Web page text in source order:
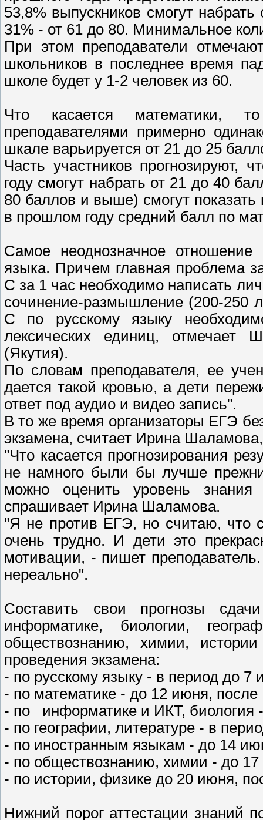
53,8% выпускников смогут
31% - от 61 до 80. Минимальное
При этом преподаватели
школьников в последнее время
школе будет у 1-2 человек из 60.
Что касается математики,
преподавателями примерно
шкале варьируется от 21 до 25
Часть участников прогнозируют,
году смогут набрать от 21 до 40
80 баллов и выше) смогут
в прошлом году средний балл по
Самое неоднозначное
языка. Причем главная проблема
С за 1 час необходимо написать
сочинение-размышление (200-250
С по русскому языку
лексических единиц,
(Якутия).
По словам преподавателя, ее
дается такой кровью, а дети
ответ под аудио и видео запись".
В то же время организаторы ЕГЭ
экзамена, считает Ирина
"Что касается прогнозирования
не намного были бы лучше
можно оценить уровень знания
спрашивает Ирина Шаламова.
"Я не против ЕГЭ, но считаю, что
очень трудно. И дети это
мотивации, - пишет
нереально".
Составить свои прогнозы
информатике, биологии,
обществознанию, химии,
проведения экзамена:
- по русскому языку - в период до
- по математике - до 12 июня,
- по информатике и ИКТ, биология
- по географии, литературе - в
- по иностранным языкам - до 14
- по обществознанию, химии - до
- по истории, физике до 20 июня,
Нижний порог аттестации знаний